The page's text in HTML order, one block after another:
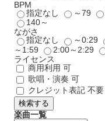
BPM
指定なし
～79
140～
ながさ
指定なし
～0:29
～1:59
2:00～2:29
ライセンス
商用利用 可
歌唱・演奏 可
クレジット表記 不要
検索する
楽曲一覧